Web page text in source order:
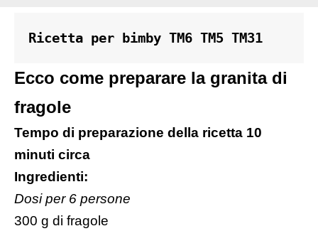
Ricetta per bimby TM6 TM5 TM31
Ecco come preparare la granita di
fragole
Tempo di preparazione della ricetta 10
minuti circa
Ingredienti:
Dosi per 6 persone
300 g di fragole